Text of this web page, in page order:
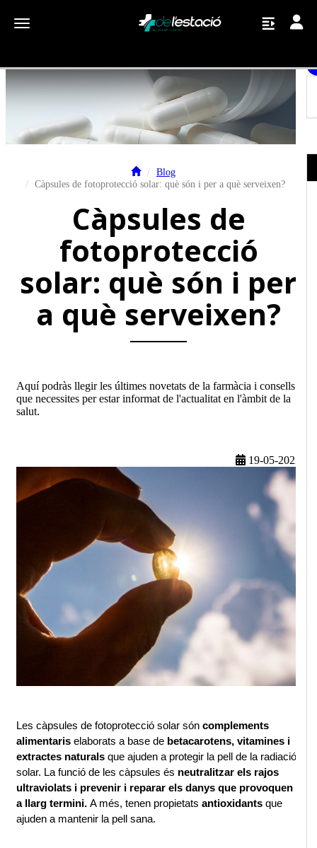
Toggle navigation
Blog
Càpsules de fotoprotecció solar: què són i per a què serveixen?
Càpsules de
fotoprotecció
solar: què són i per
a què serveixen?
Aquí podràs llegir les últimes novetats de la farmàcia i consells
que necessites per estar informat de l'actualitat en l'àmbit de la
salut.
19-05-2023
Les càpsules de fotoprotecció solar són complements
alimentaris elaborats a base de betacarotens, vitamines i
extractes naturals que ajuden a protegir la pell de la radiació
solar. La funció de les càpsules és neutralitzar els rajos
ultraviolats i prevenir i reparar els danys que provoquen
a llarg termini. A més, tenen propietats antioxidants que
ajuden a mantenir la pell sana.